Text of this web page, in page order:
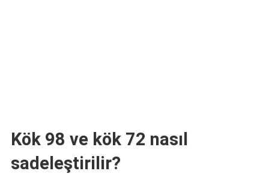
Kök 98 ve kök 72 nasıl
sadeleştirilir?